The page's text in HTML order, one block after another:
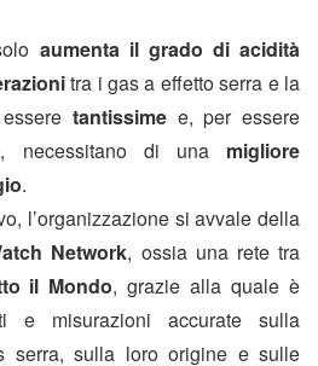
aumenta il grado di acidità
tra i gas a effetto serra e la
tantissimee, per essere
necessitano di una migliore
.
l’organizzazione si avvale della
Network, ossia una rete tra
il Mondo, grazie alla quale è
e misurazioni accurate sulla
serra, sulla loro origine e sulle